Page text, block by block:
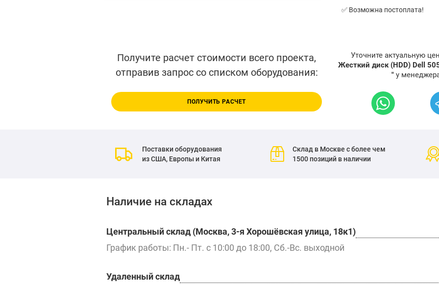
✅ Возможна постоплата!
Получите расчет стоимости всего проекта,
отправив запрос со списком оборудования:
ПОЛУЧИТЬ РАСЧЕТ
Уточните актуальную
Жесткий диск (HDD) Dell
" у
Поставки оборудования
из США, Европы и Китая
Склад в Москве с более чем
1500 позиций в наличии
Наличие на складах
Центральный склад (Москва, 3-я Хорошёвская улица, 18к1)
График работы: Пн.- Пт. с 10:00 до 18:00, Сб.-Вс. выходной
Удаленный склад